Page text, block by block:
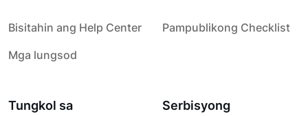
Bisitahin ang Help Center
Pampublikong Checklist
Mga lungsod
Tungkol sa
Serbisyong